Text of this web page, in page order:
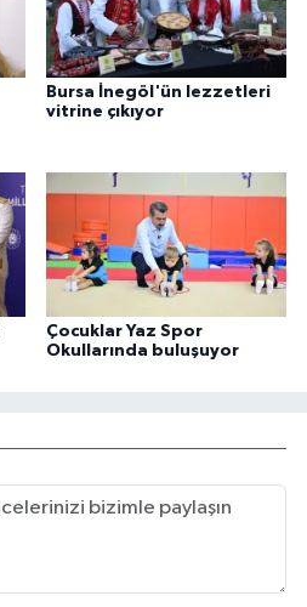
Bursa İnegöl'ün lezzetleri
vitrine çıkıyor
Çocuklar Yaz Spor
Okullarında buluşuyor